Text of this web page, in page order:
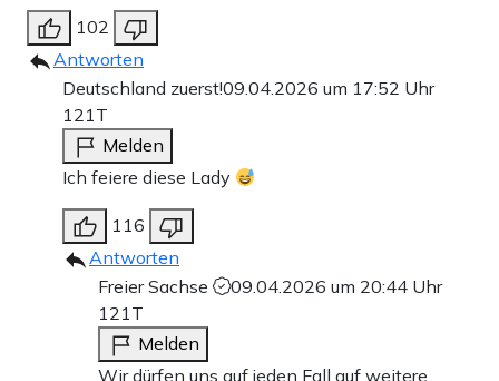
102
Antworten
Deutschland zuerst!09.04.2026 um 17:52 Uhr
121T
Melden
Ich feiere diese Lady
116
Antworten
Freier Sachse
09.04.2026 um 20:44 Uhr
121T
Melden
Wir dürfen uns auf jeden Fall auf weitere